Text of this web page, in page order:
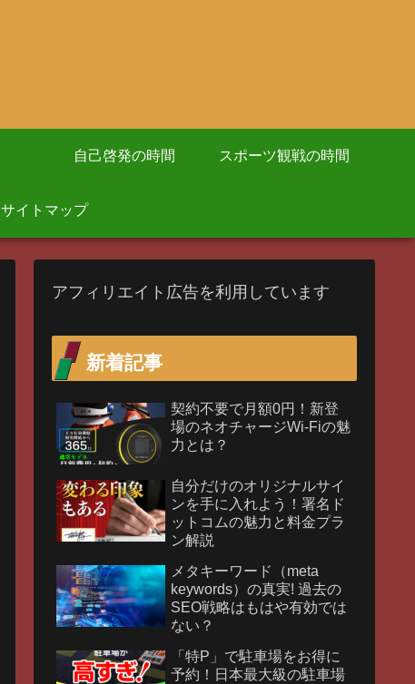
自己啓発の時間 スポーツ観戦の時間
サイトマップ
アフィリエイト広告を利用しています
新着記事
契約不要で月額0円！新登
場のネオチャージWi-Fiの魅
力とは？
自分だけのオリジナルサイ
ンを手に入れよう！署名ド
ットコムの魅力と料金プラ
ン解説
メタキーワード（meta
keywords）の真実! 過去の
SEO戦略はもはや有効では
ない？
「特P」で駐車場をお得に
予約！日本最大級の駐車場